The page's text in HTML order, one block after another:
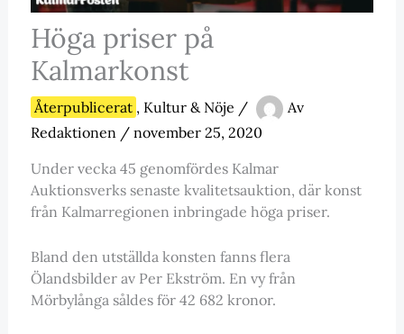
Höga priser på
Kalmarkonst
Återpublicerat , Kultur & Nöje /
Av
Redaktionen / november 25, 2020
Under vecka 45 genomfördes Kalmar
Auktionsverks senaste kvalitetsauktion, där konst
från Kalmarregionen inbringade höga priser.
Bland den utställda konsten fanns flera
Ölandsbilder av Per Ekström. En vy från
Mörbylånga såldes för 42 682 kronor.